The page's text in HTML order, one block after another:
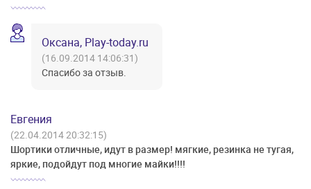
Оксана, Play-today.ru
(16.09.2014 14:06:31)
Спасибо за отзыв.
Евгения
(22.04.2014 20:32:15)
Шортики отличные, идут в размер! мягкие, резинка не тугая,
яркие, подойдут под многие майки!!!!